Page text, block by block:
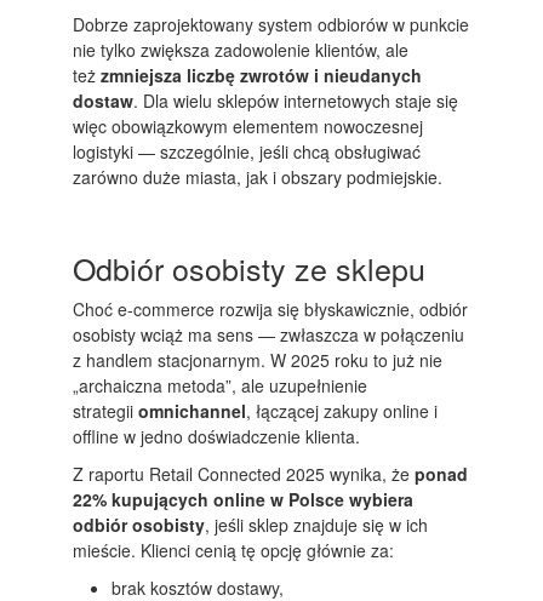
Dobrze zaprojektowany system odbiorów w punkcie
nie tylko zwiększa zadowolenie klientów, ale
też zmniejsza liczbę zwrotów i nieudanych
dostaw. Dla wielu sklepów internetowych staje się
więc obowiązkowym elementem nowoczesnej
logistyki — szczególnie, jeśli chcą obsługiwać
zarówno duże miasta, jak i obszary podmiejskie.
Odbiór osobisty ze sklepu
Choć e-commerce rozwija się błyskawicznie, odbiór
osobisty wciąż ma sens — zwłaszcza w połączeniu
z handlem stacjonarnym. W 2025 roku to już nie
„archaiczna metoda”, ale uzupełnienie
strategii omnichannel, łączącej zakupy online i
offline w jedno doświadczenie klienta.
Z raportu Retail Connected 2025 wynika, że ponad
22% kupujących online w Polsce wybiera
odbiór osobisty, jeśli sklep znajduje się w ich
mieście. Klienci cenią tę opcję głównie za:
brak kosztów dostawy,